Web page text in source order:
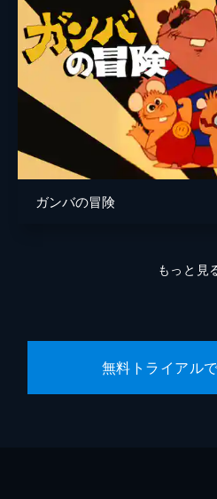
ガンバの冒険
もっと見
無料トライアル